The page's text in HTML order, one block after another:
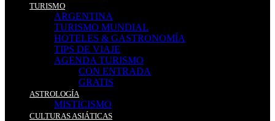
TURISMO
ARGENTINA
TURISMO MUNDIAL
HOTELES & GASTRONOMÍA
TIPS DE VIAJE
AGENDA TURISMO
CON ENTRADA
GRATIS
ASTROLOGÍA
MISTICISMO
CULTURAS ASIÁTICAS